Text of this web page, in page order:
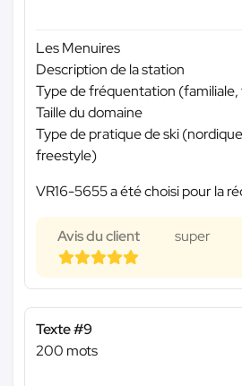
Les Menuires
Description de la station
Type de fréquentation
Taille du domaine
Type de pratique de ski
freestyle)
VR16-5655 a été choisi pour la
Avis du client super
Texte #9
200 mots